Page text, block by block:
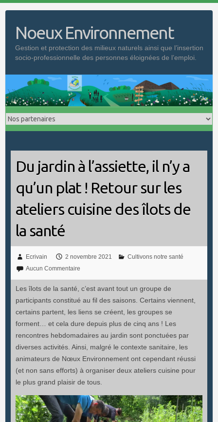
contentNoeux Environnement
Gestion et protection des milieux naturels ainsi que l’insertion
socio-professionnelle des personnes éloignées de l’emploi.
Du jardin à l’assiette, il n’y a
qu’un plat ! Retour sur les
ateliers cuisine des îlots de
la santé
Ecrivain 2 novembre 2021
Cultivons notre santé
Aucun Commentaire
Les îlots de la santé, c’est avant tout un groupe de
participants constitué au fil des saisons. Certains viennent,
certains partent, les liens se créent, les groupes se
forment… et cela dure depuis plus de cinq ans ! Les
rencontres hebdomadaires au jardin sont ponctuées par
diverses activités. Ainsi, malgré le contexte sanitaire, les
animateurs de Nœux Environnement ont cependant réussi
(et non sans efforts) à organiser deux ateliers cuisine pour
le plus grand plaisir de tous.